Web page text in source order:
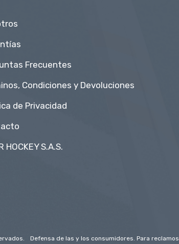
Frecuentes
Condiciones y Devoluciones
de Privacidad
HOCKEY S.A.S.
Defensa de las y los consumidores. Para reclamos